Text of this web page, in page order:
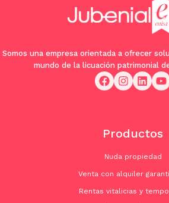
Somos una empresa orientada a ofrecer
mundo de la licuación patrimonial
Productos
Nuda propiedad
Venta con alquiler
Rentas vitalicias y